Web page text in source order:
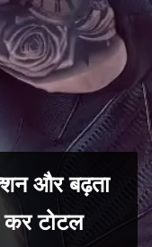
और बढ़ता
कर टोटल